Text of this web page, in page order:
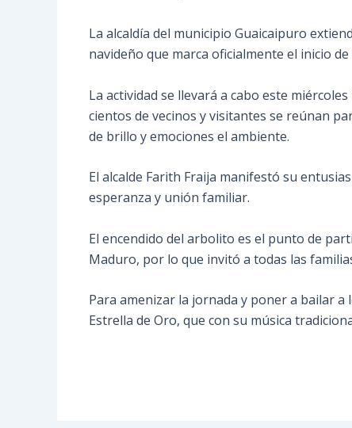
La alcaldía del municipio Guaicaipuro
navideño que marca oficialmente el inicio
La actividad se llevará a cabo este
cientos de vecinos y visitantes se reúnan
de brillo y emociones el ambiente.
El alcalde Farith Fraija manifestó su
esperanza y unión familiar.
El encendido del arbolito es el punto de
Maduro, por lo que invitó a todas las
Para amenizar la jornada y poner a bailar
Estrella de Oro, que con su música